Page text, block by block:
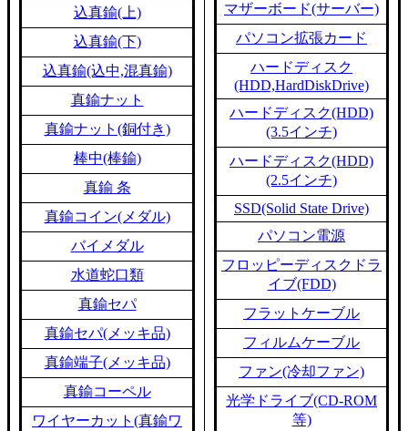
込真鍮(上)
込真鍮(下)
込真鍮(込中,混真鍮)
真鍮ナット
真鍮ナット(銅付き)
棒中(棒鍮)
真鍮 条
真鍮コイン(メダル)
バイメダル
水道蛇口類
真鍮セパ
真鍮セパ(メッキ品)
真鍮端子(メッキ品)
真鍮コーペル
ワイヤーカット(真鍮ワ
マザーボード(サーバー)
パソコン拡張カード
ハードディスク
(HDD,HardDiskDrive)
ハードディスク(HDD)
(3.5インチ)
ハードディスク(HDD)
(2.5インチ)
SSD(Solid State Drive)
パソコン電源
フロッピーディスクドラ
イブ(FDD)
フラットケーブル
フィルムケーブル
ファン(冷却ファン)
光学ドライブ(CD-ROM
等)